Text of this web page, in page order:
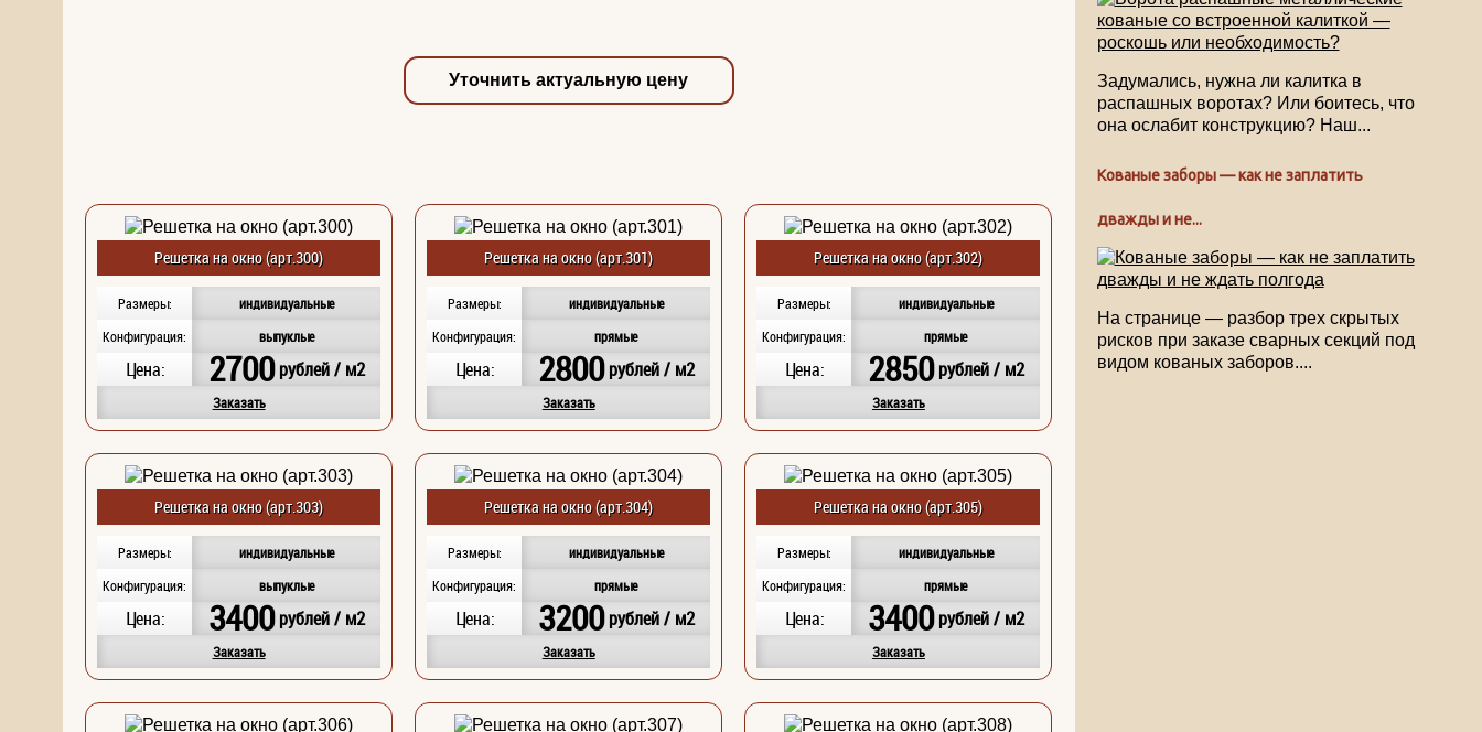
Уточнить актуальную цену
Решетка на окно (арт.300)
Размеры:
индивидуальные
Конфигурация:
выпуклые
Цена: 2700 рублей / м2
Заказать
Решетка на окно (арт.301)
Размеры:
индивидуальные
Конфигурация:
прямые
Цена: 2800рублей / м2
Заказать
Решетка на окно (арт.302)
Размеры:
индивидуальные
Конфигурация:
прямые
Цена: 2850рублей / м2
Заказать
Решетка на окно (арт.303)
Размеры:
индивидуальные
Конфигурация:
выпуклые
Цена: 3400 рублей / м2
Заказать
Решетка на окно (арт.304)
Размеры:
индивидуальные
Конфигурация:
прямые
Цена: 3200рублей / м2
Заказать
Решетка на окно (арт.305)
Размеры:
индивидуальные
Конфигурация:
прямые
Цена: 3400рублей / м2
Заказать
Задумались, нужна ли калитка в
распашных воротах? Или боитесь, что
она ослабит конструкцию? Наш...
Кованые заборы — как не заплатить
дважды и не...
На странице — разбор трех скрытых
рисков при заказе сварных секций под
видом кованых заборов....